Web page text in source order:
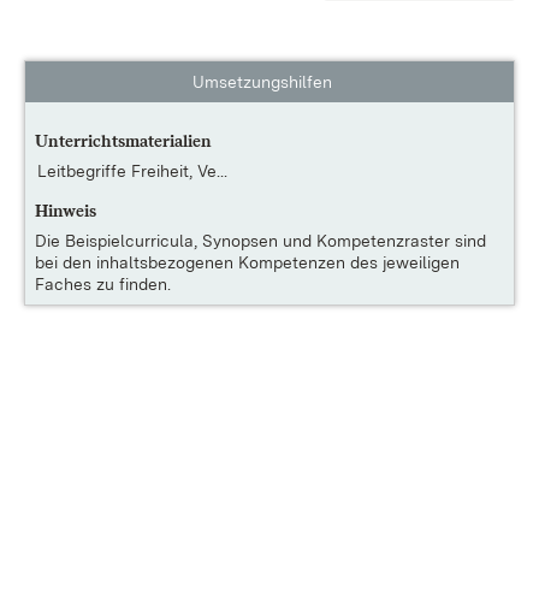
Umsetzungshilfen
Unterrichtsmaterialien
Leitbegriffe Freiheit, Ve...
Hinweis
Die Beispielcurricula, Synopsen und Kompetenzraster sind
bei den inhaltsbezogenen Kompetenzen des jeweiligen
Faches zu finden.